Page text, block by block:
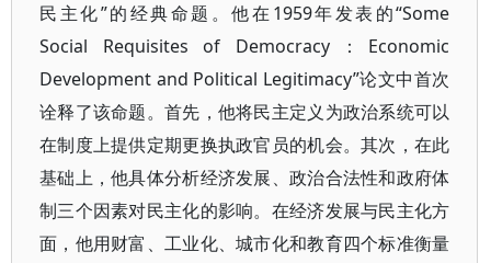
民主化”的经典命题。他在1959年发表的“Some
Social Requisites of Democracy：Economic
Development and Political Legitimacy”论文中首次
诠释了该命题。首先，他将民主定义为政治系统可以
在制度上提供定期更换执政官员的机会。其次，在此
基础上，他具体分析经济发展、政治合法性和政府体
制三个因素对民主化的影响。在经济发展与民主化方
面，他用财富、工业化、城市化和教育四个标准衡量